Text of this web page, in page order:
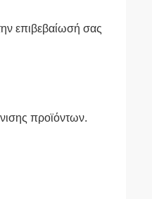
επιβεβαίωσή σας
προϊόντων.